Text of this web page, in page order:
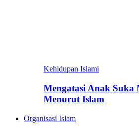
Kehidupan Islami
Mengatasi Anak Suka
Menurut Islam
Organisasi Islam